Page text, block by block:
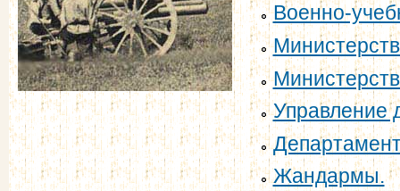
Военно-
Управление
Жандармы.